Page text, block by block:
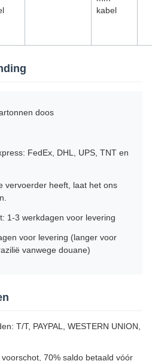
kabel
doos
FedEx, DHL, UPS, TNT en
vervoerder heeft, laat het ons
1-3 werkdagen voor levering
voor levering (langer voor
vanwege douane)
T/T, PAYPAL, WESTERN UNION,
70% saldo betaald vóór